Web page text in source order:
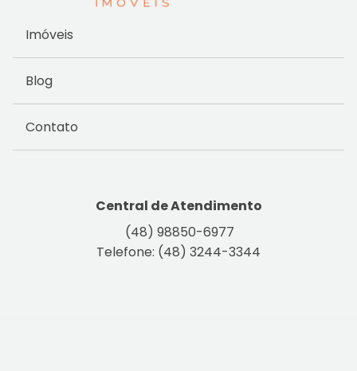
Imóveis
Blog
Contato
Central de Atendimento
(48) 98850-6977
Telefone: (48) 3244-3344